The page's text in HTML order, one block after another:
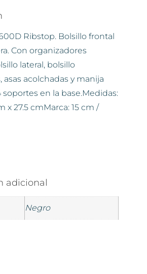
Ribstop. Bolsillo frontal
Con organizadores
lateral, bolsillo
asas acolchadas y manija
soportes en la base.Medidas:
x 27.5 cmMarca: 15 cm /
adicional
Negro